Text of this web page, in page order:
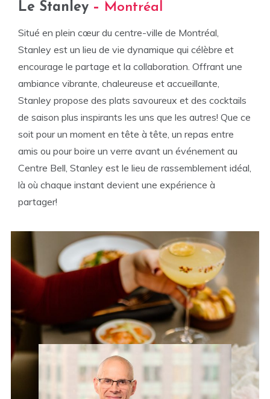
Le Stanley – Montréal
Situé en plein cœur du centre-ville de Montréal,
Stanley est un lieu de vie dynamique qui célèbre et
encourage le partage et la collaboration. Offrant une
ambiance vibrante, chaleureuse et accueillante,
Stanley propose des plats savoureux et des cocktails
de saison plus inspirants les uns que les autres! Que ce
soit pour un moment en tête à tête, un repas entre
amis ou pour boire un verre avant un événement au
Centre Bell, Stanley est le lieu de rassemblement idéal,
là où chaque instant devient une expérience à
partager!